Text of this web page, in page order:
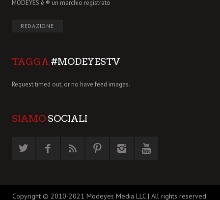
MODEYES è ® un marchio registrato
REDAZIONE
TAGGA #MODEYESTV
Request timed out, or no have feed images.
SIAMO SOCIALI
Copyright © 2010-2021 Modeyes Media LLC | All rights reserved.